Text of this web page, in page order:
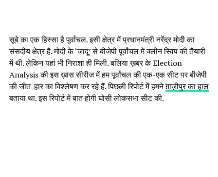
सूबे का एक हिस्सा है पूर्वांचल. इसी क्षेत्र में प्रधानमंत्री नरेंद्र मोदी का
संसदीय क्षेत्र है. मोदी के ‘जादू’ से बीजेपी पूर्वांचल में क्लीन स्विप की तैयारी
में थी. लेकिन यहां भी निराशा ही मिली. बलिया ख़बर के Election
Analysis की इस ख़ास सीरीज में हम पूर्वांचल की एक-एक सीट पर बीजेपी
की जीत-हार का विश्लेषण कर रहे हैं. पिछली रिपोर्ट में हमनेग़ाज़ीपुर का हाल
बताया था. इस रिपोर्ट में बात होगी घोसी लोकसभा सीट की.